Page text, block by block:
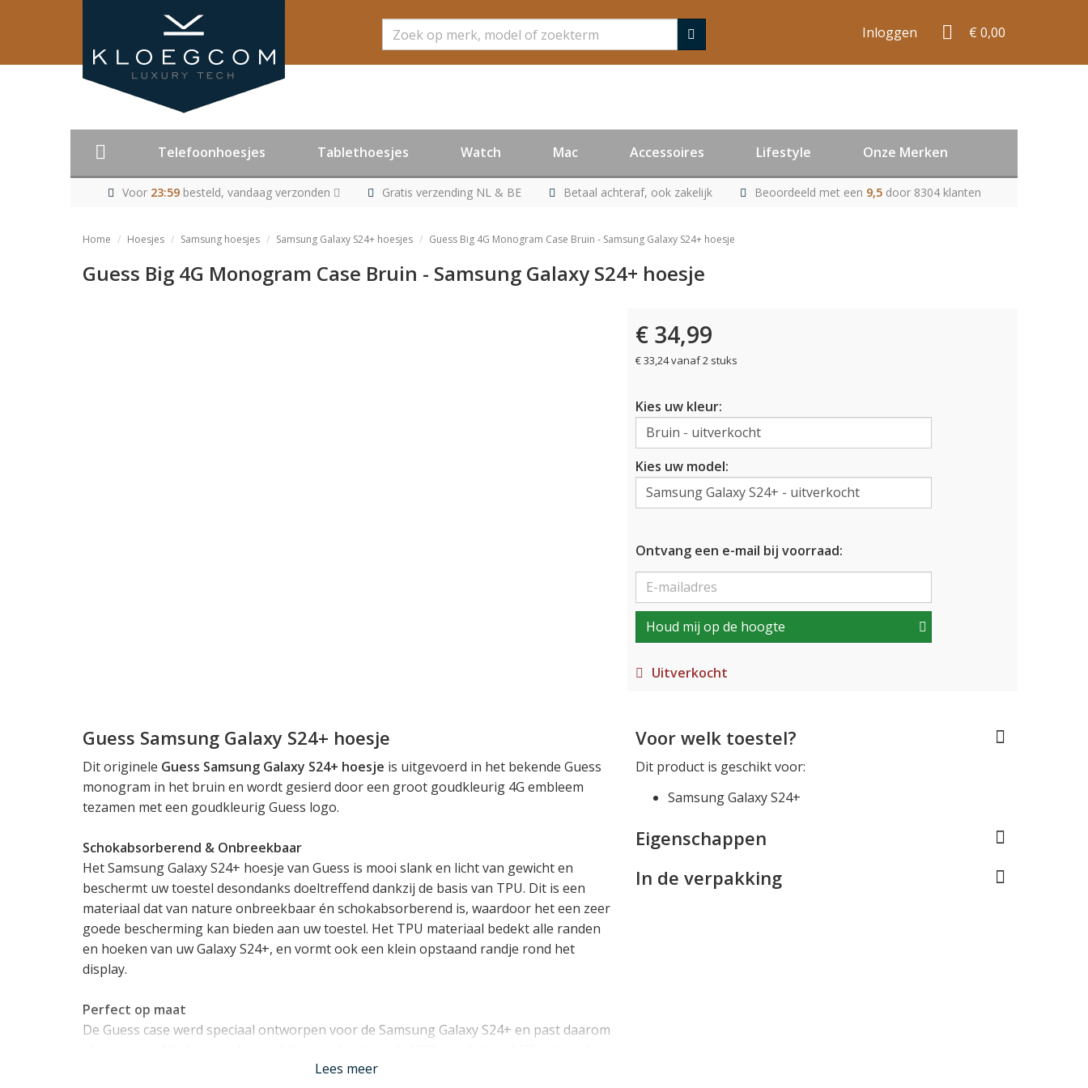
Zoeken Inloggen € 0,00
Telefoonhoesjes Tablethoesjes Watch Mac Accessoires Lifestyle Onze Merken
Voor 23:59besteld, vandaag verzonden Gratis verzending NL & BE Betaal achteraf, ook zakelijk Beoordeeld met een 9,5 door 8304 klanten
Home Hoesjes Samsung hoesjes Samsung Galaxy S24+ hoesjes Guess Big 4G Monogram Case Bruin - Samsung Galaxy S24+ hoesje
Guess Big 4G Monogram Case Bruin - Samsung Galaxy S24+ hoesje
€ 34,99
€ 33,24 vanaf 2 stuks
Kies uw kleur:
Kies uw model:
Ontvang een e-mail bij voorraad:
Houd mij op de hoogte
Uitverkocht
Guess Samsung Galaxy S24+ hoesje
Dit originele Guess Samsung Galaxy S24+ hoesje is uitgevoerd in het bekende Guess
monogram in het bruin en wordt gesierd door een groot goudkleurig 4G embleem
tezamen met een goudkleurig Guess logo.
Schokabsorberend & Onbreekbaar
Het Samsung Galaxy S24+ hoesje van Guess is mooi slank en licht van gewicht en
beschermt uw toestel desondanks doeltreffend dankzij de basis van TPU. Dit is een
materiaal dat van nature onbreekbaar én schokabsorberend is, waardoor het een zeer
goede bescherming kan bieden aan uw toestel. Het TPU materiaal bedekt alle randen
en hoeken van uw Galaxy S24+, en vormt ook een klein opstaand randje rond het
display.
Perfect op maat
De Guess case werd speciaal ontworpen voor de Samsung Galaxy S24+ en past daarom
camera's kunnen hun werk blijven doen. Helaas is deze case door het Guess embleem
Lees meer
Voor welk toestel?
Dit product is geschikt voor:
Samsung Galaxy S24+
Eigenschappen
In de verpakking